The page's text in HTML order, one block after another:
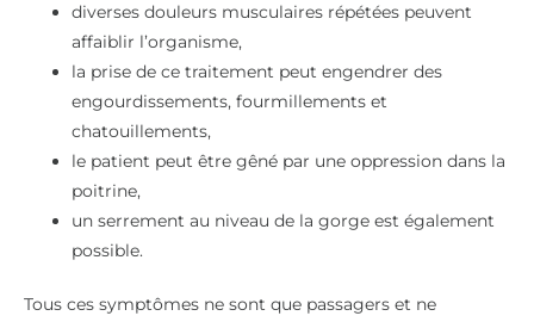
diverses douleurs musculaires répétées peuvent
affaiblir l’organisme,
la prise de ce traitement peut engendrer des
engourdissements, fourmillements et
chatouillements,
le patient peut être gêné par une oppression dans la
poitrine,
un serrement au niveau de la gorge est également
possible.
Tous ces symptômes ne sont que passagers et ne